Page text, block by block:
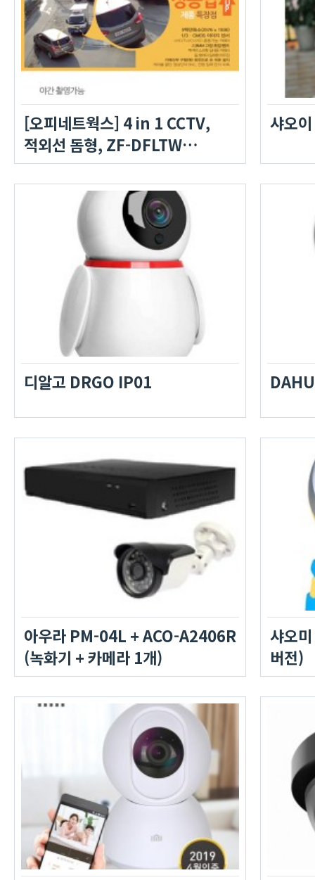
[오피네트웍스] 4 in 1 CCTV,
적외선 돔형, ZF-DFLTW
[500만화소]
[고정렌즈-2.8mm/LED24개]
샤오
디알고 DRGO IP01
아우라 PM-04L + ACO-A2406R
(녹화기 + 카메라 1개)
샤오
버전)